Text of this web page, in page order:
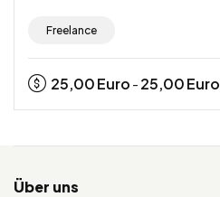
Freelance
25,00Euro - 25,00Euro
Über uns